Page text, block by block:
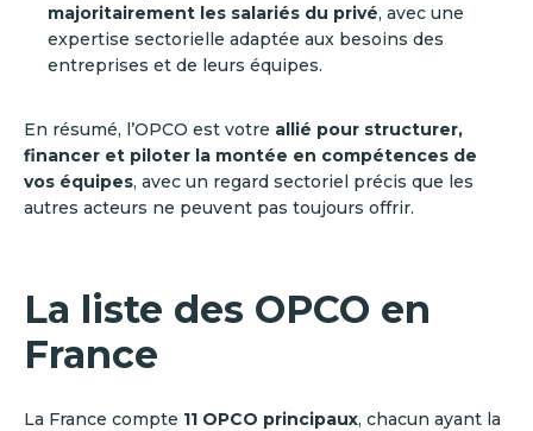
majoritairement les salariés du privé, avec une
expertise sectorielle adaptée aux besoins des
entreprises et de leurs équipes.
En résumé, l’OPCO est votre allié pour structurer,
financer et piloter la montée en compétences de
vos équipes, avec un regard sectoriel précis que les
autres acteurs ne peuvent pas toujours offrir.
La liste des OPCO en
France
La France compte 11 OPCO principaux, chacun ayant la